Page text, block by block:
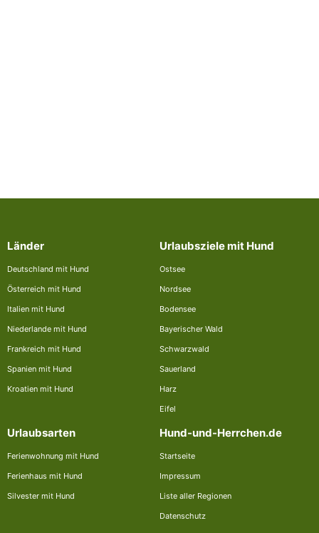
Länder
Deutschland mit Hund
Österreich mit Hund
Italien mit Hund
Niederlande mit Hund
Frankreich mit Hund
Spanien mit Hund
Kroatien mit Hund
Urlaubsziele mit Hund
Ostsee
Nordsee
Bodensee
Bayerischer Wald
Schwarzwald
Sauerland
Harz
Eifel
Urlaubsarten
Ferienwohnung mit Hund
Ferienhaus mit Hund
Silvester mit Hund
Hund-und-Herrchen.de
Startseite
Impressum
Liste aller Regionen
Datenschutz